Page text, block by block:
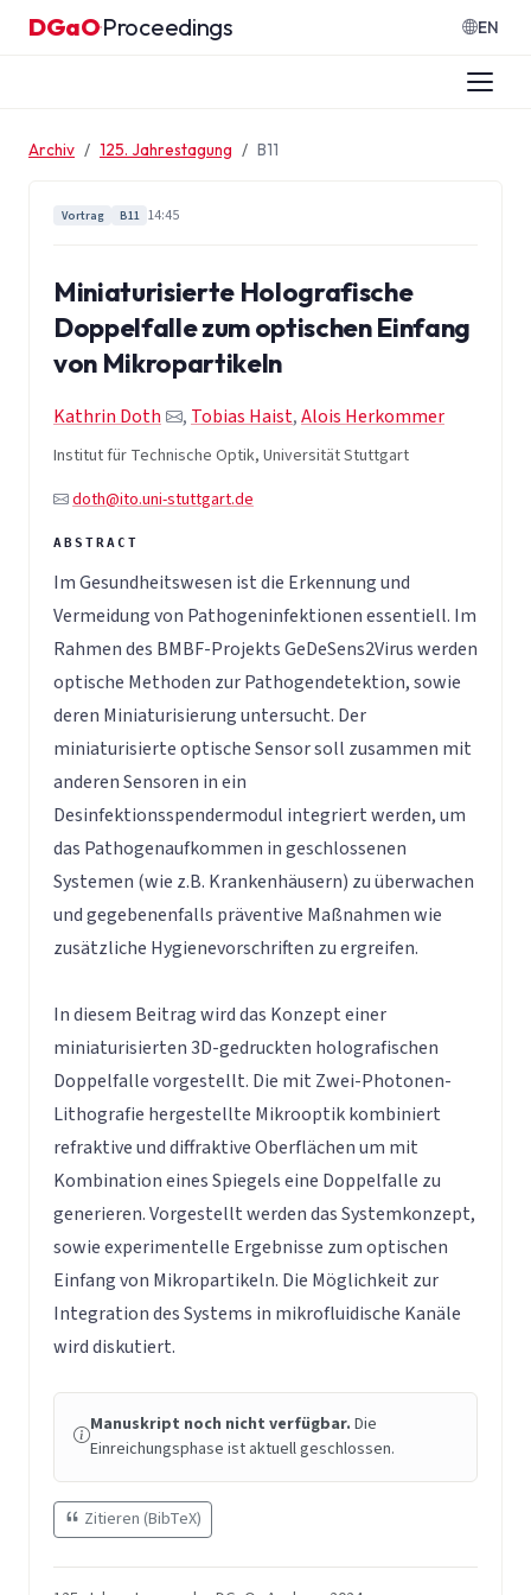
Zum Inhalt springen
DGaO·Proceedings EN
Archiv 125. Jahrestagung B11
Vortrag B11 14:45
Miniaturisierte Holografische
Doppelfalle zum optischen Einfang
von Mikropartikeln
Kathrin Doth , Tobias Haist,Alois Herkommer
Institut für Technische Optik, Universität Stuttgart
doth@ito.uni-stuttgart.de
Im Gesundheitswesen ist die Erkennung und
Vermeidung von Pathogeninfektionen essentiell. Im
Rahmen des BMBF-Projekts GeDeSens2Virus werden
optische Methoden zur Pathogendetektion, sowie
deren Miniaturisierung untersucht. Der
miniaturisierte optische Sensor soll zusammen mit
anderen Sensoren in ein
Desinfektionsspendermodul integriert werden, um
das Pathogenaufkommen in geschlossenen
Systemen (wie z.B. Krankenhäusern) zu überwachen
und gegebenenfalls präventive Maßnahmen wie
zusätzliche Hygienevorschriften zu ergreifen.
In diesem Beitrag wird das Konzept einer
miniaturisierten 3D-gedruckten holografischen
Doppelfalle vorgestellt. Die mit Zwei-Photonen-
Lithografie hergestellte Mikrooptik kombiniert
refraktive und diffraktive Oberflächen um mit
Kombination eines Spiegels eine Doppelfalle zu
generieren. Vorgestellt werden das Systemkonzept,
sowie experimentelle Ergebnisse zum optischen
Einfang von Mikropartikeln. Die Möglichkeit zur
Integration des Systems in mikrofluidische Kanäle
wird diskutiert.
Manuskript noch nicht verfügbar. Die
Einreichungsphase ist aktuell geschlossen.
Zitieren (BibTeX)